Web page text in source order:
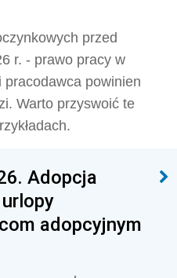
przed
r. - prawo pracy w
pracodawca powinien
Warto przyswoić te
Adopcja
adopcyjnym